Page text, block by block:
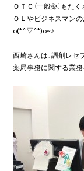
ＯＴＣ（一般薬）もた
ＯＬやビジネスマン
o(*^▽^*)o~♪
西崎さんは、調剤レセ
薬局事務に関する業務